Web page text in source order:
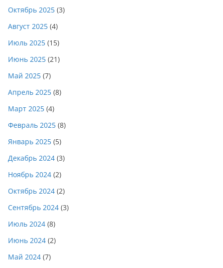
Октябрь 2025 (3)
Август 2025 (4)
Июль 2025 (15)
Июнь 2025 (21)
Май 2025 (7)
Апрель 2025 (8)
Март 2025 (4)
Февраль 2025 (8)
Январь 2025 (5)
Декабрь 2024 (3)
Ноябрь 2024 (2)
Октябрь 2024 (2)
Сентябрь 2024 (3)
Июль 2024 (8)
Июнь 2024 (2)
Май 2024 (7)